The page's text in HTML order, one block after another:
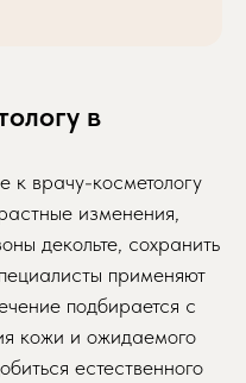
в
врачу-косметологу
изменения,
декольте, сохранить
применяют
подбирается с
кожи и ожидаемого
естественного